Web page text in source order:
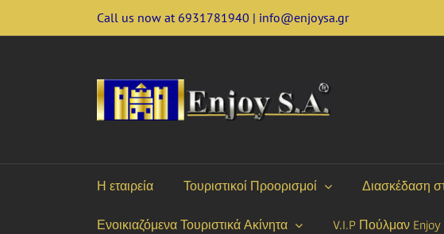
Call us now at 6931781940 | info@enjoysa.gr
Η εταιρεία Τουριστικοί Προορισμοί Διασκέδαση
Ενοικιαζόμενα Τουριστικά Ακίνητα V.I.P Πούλμαν Enjoy